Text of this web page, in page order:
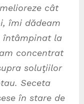
cât
îmi dădeam
întâmpinat la
concentrat
soluţiilor
Seceta
în stare de